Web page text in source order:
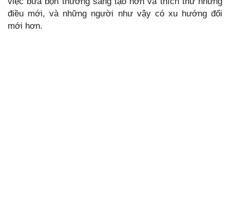
điều mới, và những người như vậy có xu hướng đổi
mới hơn.